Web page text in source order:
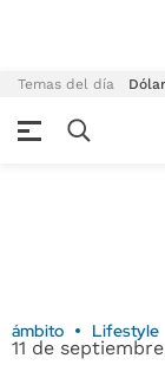
Temas del día
ámbito Lifestyle
11 de